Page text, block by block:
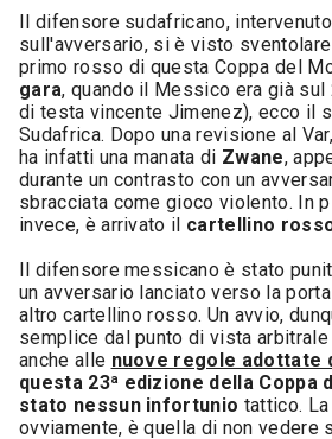
Il difensore sudafricano,
sull'avversario, si è visto
primo rosso di questa Coppa del
gara, quando il Messico era già
di testa vincente Jimenez), ecco il
Sudafrica. Dopo una revisione al
ha infatti una manata di Zwane,
durante un contrasto con un
sbracciata come gioco violento. In
invece, è arrivato il cartellino
Il difensore messicano è stato
un avversario lanciato verso la
altro cartellino rosso. Un avvio,
semplice dal punto di vista
anche alle nuove regole adottate
questa 23ª edizione della Coppa
stato nessun infortunio tattico.
ovviamente, è quella di non vedere